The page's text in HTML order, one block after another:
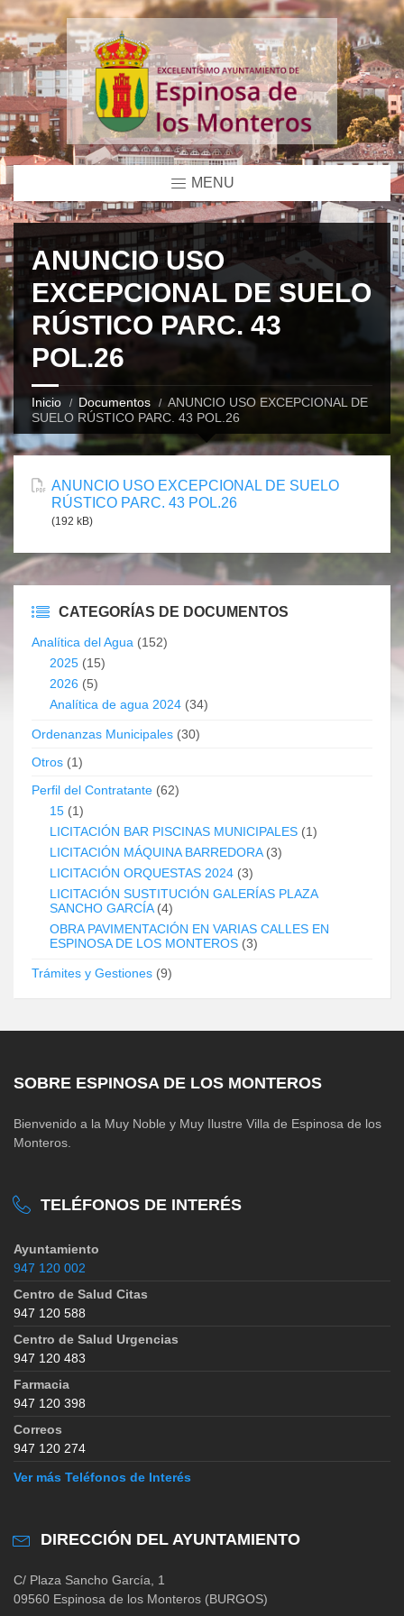
MENU
ANUNCIO USO
EXCEPCIONAL DE SUELO
RÚSTICO PARC. 43
POL.26
Inicio Documentos
ANUNCIO USO EXCEPCIONAL DE
SUELO RÚSTICO PARC. 43 POL.26
ANUNCIO USO EXCEPCIONAL DE SUELO
RÚSTICO PARC. 43 POL.26
(192 kB)
CATEGORÍAS DE DOCUMENTOS
Analítica del Agua (152)
2025 (15)
2026 (5)
Analítica de agua 2024 (34)
Ordenanzas Municipales (30)
Otros (1)
Perfil del Contratante (62)
15 (1)
LICITACIÓN BAR PISCINAS MUNICIPALES (1)
LICITACIÓN MÁQUINA BARREDORA(3)
LICITACIÓN ORQUESTAS 2024 (3)
LICITACIÓN SUSTITUCIÓN GALERÍAS PLAZA
SANCHO GARCÍA(4)
OBRA PAVIMENTACIÓN EN VARIAS CALLES EN
ESPINOSA DE LOS MONTEROS (3)
Trámites y Gestiones (9)
SOBRE ESPINOSA DE LOS MONTEROS
Bienvenido a la Muy Noble y Muy Ilustre Villa de Espinosa de los
Monteros.
TELÉFONOS DE INTERÉS
Ayuntamiento
947 120 002
Centro de Salud Citas
947 120 588
Centro de Salud Urgencias
947 120 483
Farmacia
947 120 398
Correos
947 120 274
Ver más Teléfonos de Interés
DIRECCIÓN DEL AYUNTAMIENTO
C/ Plaza Sancho García, 1
09560 Espinosa de los Monteros (BURGOS)